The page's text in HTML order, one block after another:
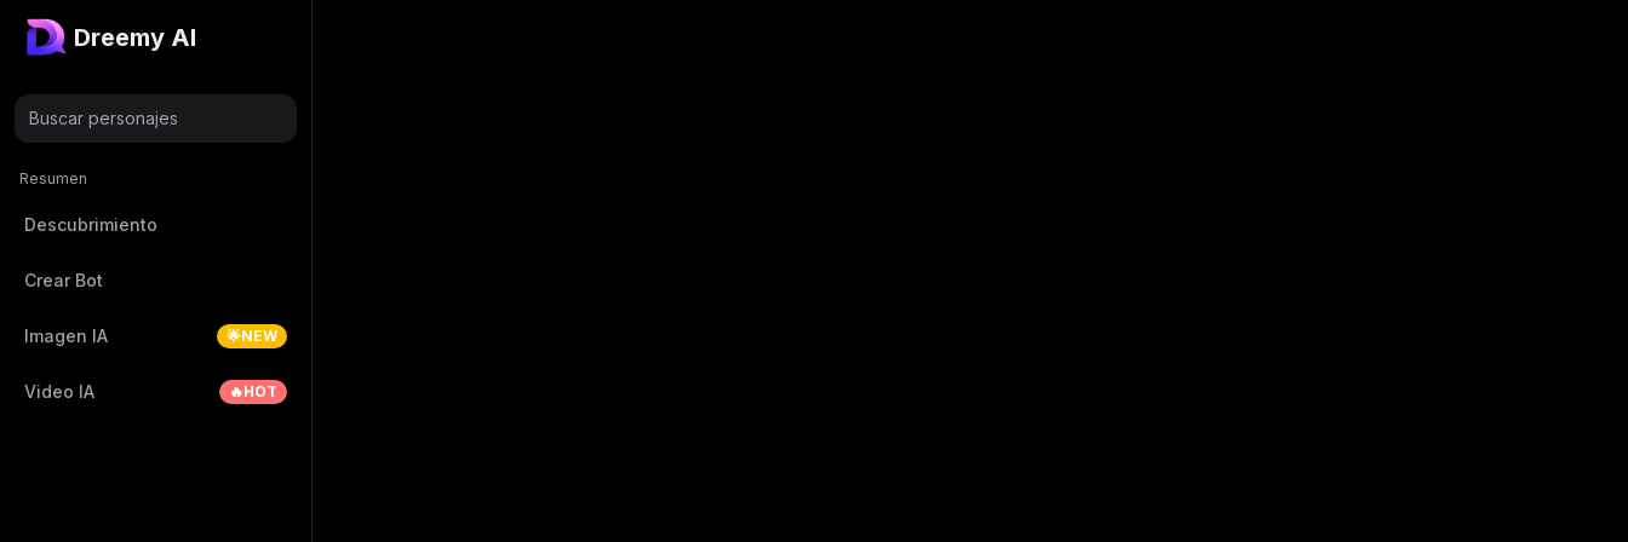
Dreemy AI
Buscar personajes
Resumen
Descubrimiento
Crear Bot
Imagen IA 🌟NEW
Video IA 🔥HOT